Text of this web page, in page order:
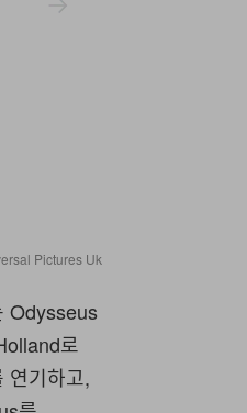
Pictures Uk
Odysseus
로
연기하고,